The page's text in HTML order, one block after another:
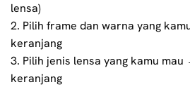
lensa)
2. Pilih frame dan warna yang
keranjang
3. Pilih jenis lensa yang kamu
keranjang